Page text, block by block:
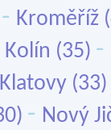
- Kroměříž
Kolín (35) -
Klatovy (33)
- Nový